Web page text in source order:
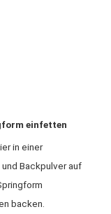
einfetten
Backpulver auf
backen.